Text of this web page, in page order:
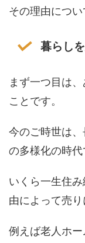
その理由につい
暮らし
まず一つ目は
ことです。
今のご時世は
の多様化の時代
いくら一生住
由によって売り
例えば老人ホ